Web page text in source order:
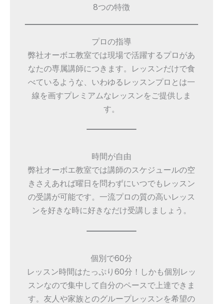
8つの特徴
プロの指導
弊社オーボエ教室では現場で活躍するプロがあ
なたの専属講師につきます。レッスンだけで食
べているような、いわゆるレッスンプロとは一
線を画すプレミアムなレッスンをご提供しま
す。
時間が自由
弊社オーボエ教室では講師のスケジュールの空
きさえあれば曜日を問わずにいつでもレッスン
の受講が可能です。一流プロの質の高いレッス
ンを好きな時に好きなだけ受講しましょう。
個別で60分
レッスン時間はたっぷり60分！しかも個別レッ
スンなので集中して自分のペースで上達できま
す。友人や家族とのグループレッスンを希望の